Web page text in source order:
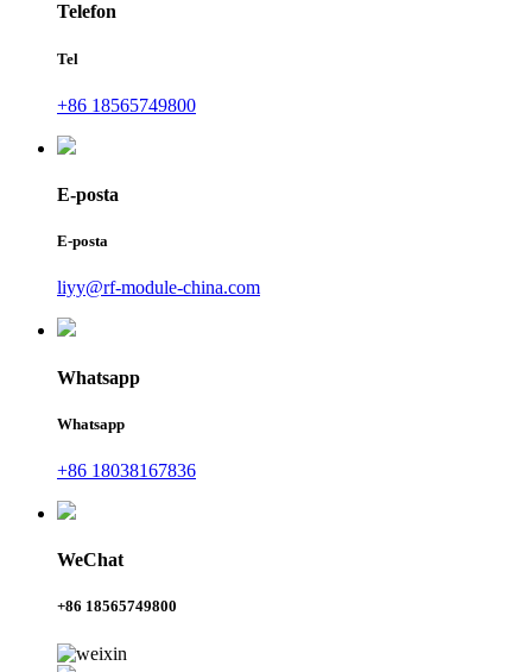
Telefon
Tel
+86 18565749800
E-posta
E-posta
liyy@rf-module-china.com
Whatsapp
Whatsapp
+86 18038167836
WeChat
+86 18565749800